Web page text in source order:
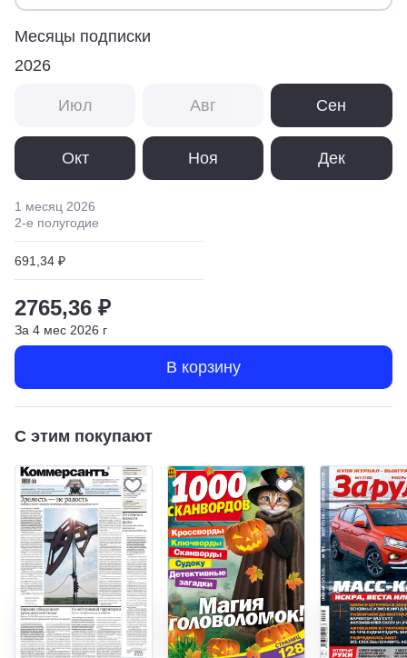
Месяцы подписки
2026
Июл Авг Сен
Окт Ноя Дек
1 месяц 2026
2-е полугодие
691,34 ₽
2765,36 ₽
За 4 мес 2026 г
В корзину
С этим покупают